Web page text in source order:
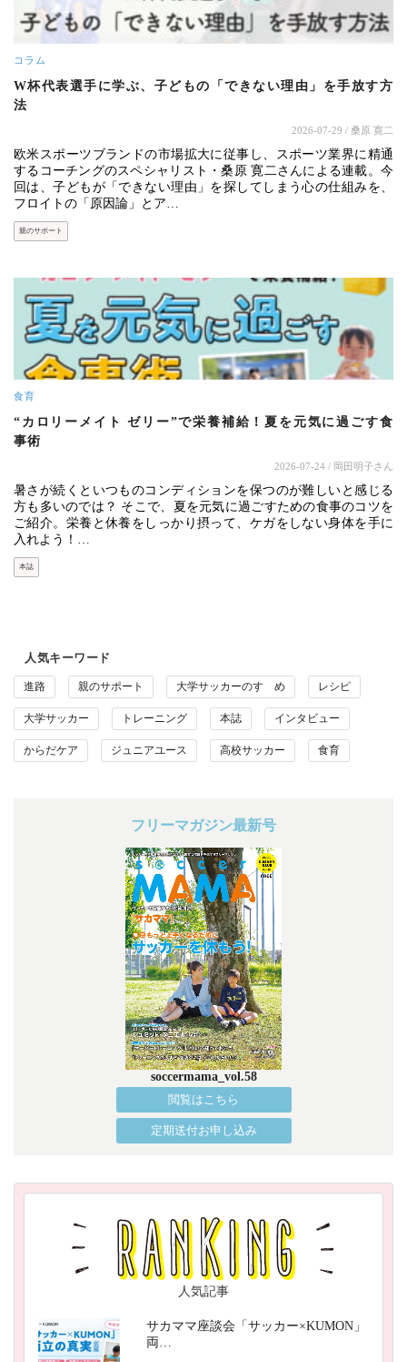
コラム
W杯代表選手に学ぶ、子どもの「できない理由」を手放す方
法
2026-07-29 / 桑原 寛二
欧米スポーツブランドの市場拡大に従事し、スポーツ業界に精通
するコーチングのスペシャリスト・桑原 寛二さんによる連載。今
回は、子どもが「できない理由」を探してしまう心の仕組みを、
フロイトの「原因論」とア…
親のサポート
食育
“カロリーメイト ゼリー”で栄養補給！夏を元気に過ごす食
事術
2026-07-24 / 岡田明子さん
暑さが続くといつものコンディションを保つのが難しいと感じる
方も多いのでは？ そこで、夏を元気に過ごすための食事のコツを
ご紹介。栄養と休養をしっかり摂って、ケガをしない身体を手に
入れよう！…
本誌
人気キーワード
進路 親のサポート 大学サッカーのすゝめ レシピ
大学サッカー トレーニング 本誌 インタビュー
からだケア ジュニアユース 高校サッカー 食育
フリーマガジン最新号
soccermama_vol.58
閲覧はこちら
定期送付お申し込み
人気記事
サカママ座談会「サッカー×KUMON」
両…